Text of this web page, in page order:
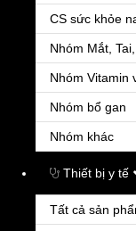
CS sức khỏe
Nhóm Mắt,
Nhóm Vitamin
Nhóm bổ gan
Nhóm khác
Thiết bị y tế
Tất cả sản
Các tác dụng phụ
và viêm nhẹ màng
BÌNH LUẬN
vũ hữu
Cho mình
Kiều Hiền